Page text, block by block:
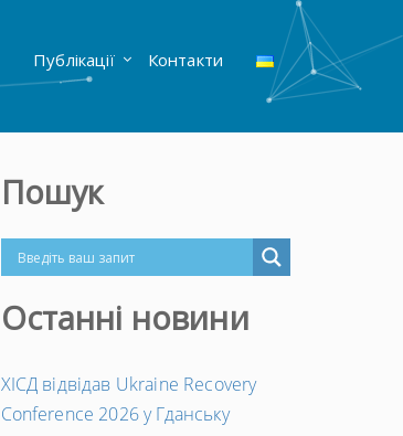
Публікації Контакти
Пошук
Останні новини
ХІСД відвідав Ukraine Recovery
Conference 2026 у Гданську